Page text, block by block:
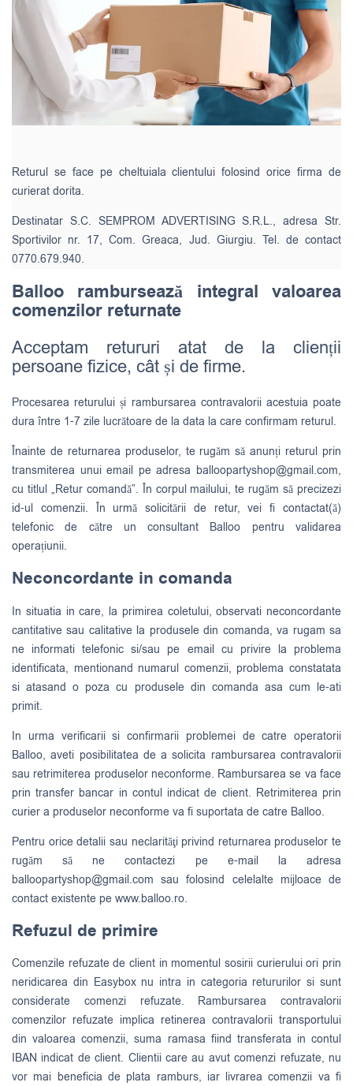
Returul se face pe cheltuiala clientului folosind orice firma de
curierat dorita.
Destinatar S.C. SEMPROM ADVERTISING S.R.L., adresa Str.
Sportivilor nr. 17, Com. Greaca, Jud. Giurgiu. Tel. de contact
0770.679.940.
Balloo rambursează integral valoarea
comenzilor returnate
Acceptam retururi atat de la clienții
persoane fizice, cât și de firme.
Procesarea returului și rambursarea contravalorii acestuia poate
dura între 1-7 zile lucrătoare de la data la care confirmam returul.
Înainte de returnarea produselor, te rugăm să anunți returul prin
transmiterea unui email pe adresa balloopartyshop@gmail.com,
cu titlul „Retur comandă”. În corpul mailului, te rugăm să precizezi
id-ul comenzii. În urmă solicitării de retur, vei fi contactat(ă)
telefonic de către un consultant Balloo pentru validarea
operațiunii.
Neconcordante in comanda
In situatia in care, la primirea coletului, observati neconcordante
cantitative sau calitative la produsele din comanda, va rugam sa
ne informati telefonic si/sau pe email cu privire la problema
identificata, mentionand numarul comenzii, problema constatata
si atasand o poza cu produsele din comanda asa cum le-ati
primit.
In urma verificarii si confirmarii problemei de catre operatorii
Balloo, aveti posibilitatea de a solicita rambursarea contravalorii
sau retrimiterea produselor neconforme. Rambursarea se va face
prin transfer bancar in contul indicat de client. Retrimiterea prin
curier a produselor neconforme va fi suportata de catre Balloo.
Pentru orice detalii sau neclarităţi privind returnarea produselor te
rugăm să ne contactezi pe e-mail la adresa
balloopartyshop@gmail.com sau folosind celelalte mijloace de
contact existente pe www.balloo.ro.
Refuzul de primire
Comenzile refuzate de client in momentul sosirii curierului ori prin
neridicarea din Easybox nu intra in categoria retururilor si sunt
considerate comenzi refuzate. Rambursarea contravalorii
comenzilor refuzate implica retinerea contravalorii transportului
din valoarea comenzii, suma ramasa fiind transferata in contul
IBAN indicat de client. Clientii care au avut comenzi refuzate, nu
vor mai beneficia de plata ramburs, iar livrarea comenzii va fi